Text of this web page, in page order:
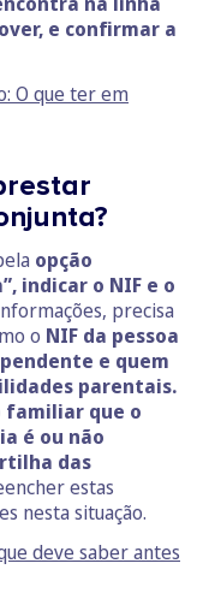
e confirmar a
O que ter em
opção
indicar o NIF e o
precisa
o NIF da pessoa
e quem
parentais.
familiar que o
é ou não
das
estas
nesta situação.
deve saber antes